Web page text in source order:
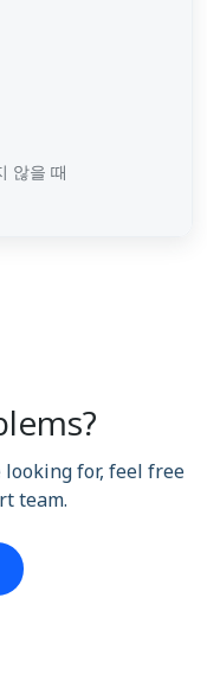
않을 때
looking for, feel free
team.